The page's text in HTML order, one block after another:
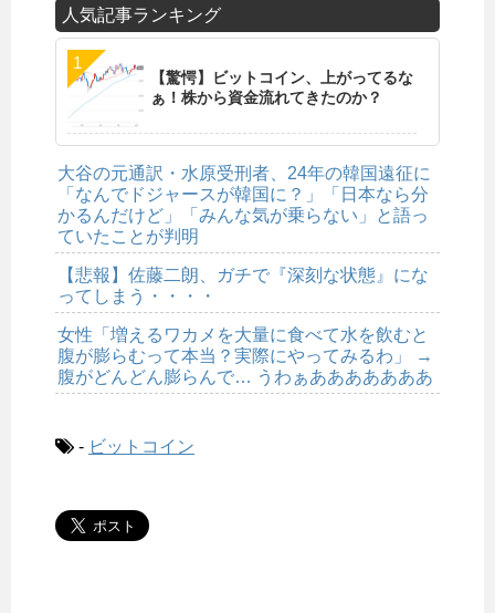
人気記事ランキング
【驚愕】ビットコイン、上がってるな
ぁ！株から資金流れてきたのか？
大谷の元通訳・水原受刑者、24年の韓国遠征に
「なんでドジャースが韓国に？」「日本なら分
かるんだけど」「みんな気が乗らない」と語っ
ていたことが判明
【悲報】佐藤二朗、ガチで『深刻な状態』にな
ってしまう・・・・
女性「増えるワカメを大量に食べて水を飲むと
腹が膨らむって本当？実際にやってみるわ」 →
腹がどんどん膨らんで… うわぁあああああああ
- ビットコイン